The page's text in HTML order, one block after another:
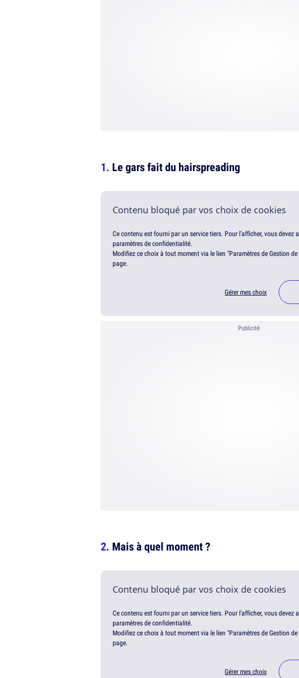
Le gars fait du hairspreading
Contenu bloqué par vos choix de cookies
Ce contenu est fourni par un service tiers. Pour l'afficher, vous devez
paramètres de confidentialité.
Modifiez ce choix à tout moment via le lien "Paramètres de Gestion
page.
Gérer mes choix
Publicité
Mais à quel moment ?
Contenu bloqué par vos choix de cookies
Ce contenu est fourni par un service tiers. Pour l'afficher, vous devez
paramètres de confidentialité.
Modifiez ce choix à tout moment via le lien "Paramètres de Gestion
page.
Gérer mes choix